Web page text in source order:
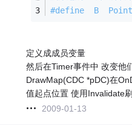
#define
B
定义成成员变量
然后在Timer事件中 改变他
DrawMap(CDC *pDC)在
值起点位置 使用Invalidate
2009-01-13